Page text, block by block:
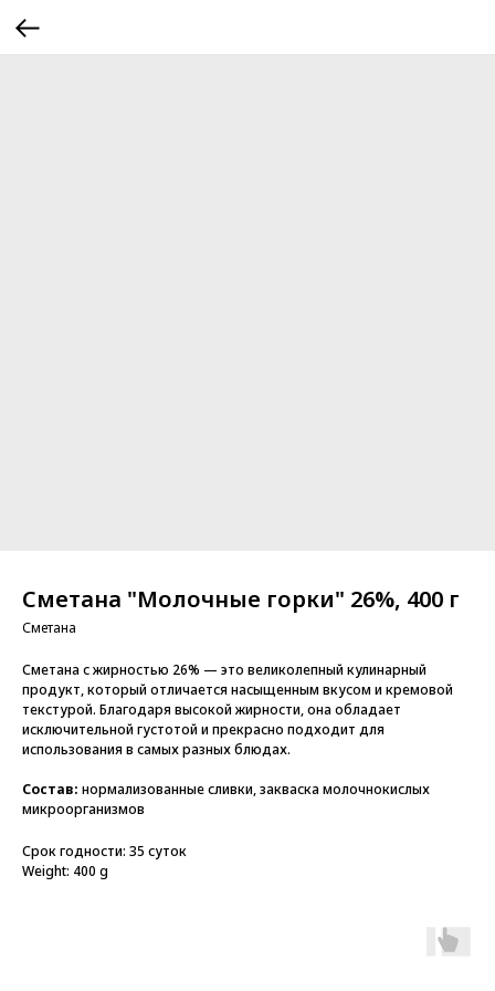
Сметана "Молочные горки" 26%, 400 г
Сметана
Сметана с жирностью 26% — это великолепный кулинарный
продукт, который отличается насыщенным вкусом и кремовой
текстурой. Благодаря высокой жирности, она обладает
исключительной густотой и прекрасно подходит для
использования в самых разных блюдах.
Состав: нормализованные сливки, закваска молочнокислых
микроорганизмов
Срок годности: 35 суток
Weight: 400 g